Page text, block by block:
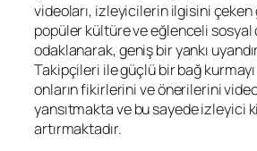
videoları, izleyicilerin ilgisini
popüler kültüre ve eğlenceli sosyal
odaklanarak, geniş bir yankı
Takipçileri ile güçlü bir bağ
onların fikirlerini ve önerilerini
yansıtmakta ve bu sayede izleyici
artırmaktadır.